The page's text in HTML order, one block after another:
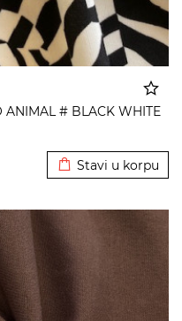
ANIMAL # BLACK WHITE
Stavi u korpu